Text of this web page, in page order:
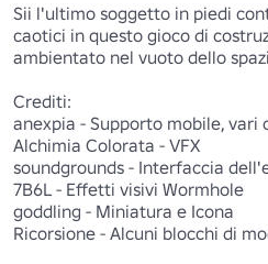
Sii l'ultimo soggetto in piedi
caotici in questo gioco di
ambientato nel vuoto dello
Crediti:
anexpia - Supporto mobile,
Alchimia Colorata - VFX
soundgrounds - Interfaccia
7B6L - Effetti visivi Wormhole
goddling - Miniatura e Icona
Ricorsione - Alcuni blocchi di